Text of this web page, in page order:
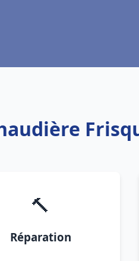
🔨
Réparation